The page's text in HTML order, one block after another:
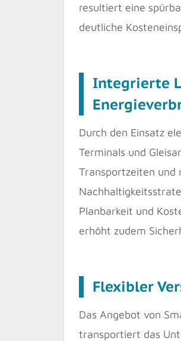
resultiert eine
deutliche
Integrierte
Durch den Einsatz
Terminals und
Transportzeiten und
Planbarkeit und
erhöht zudem
Flexibler
Das Angebot von
transportiert das